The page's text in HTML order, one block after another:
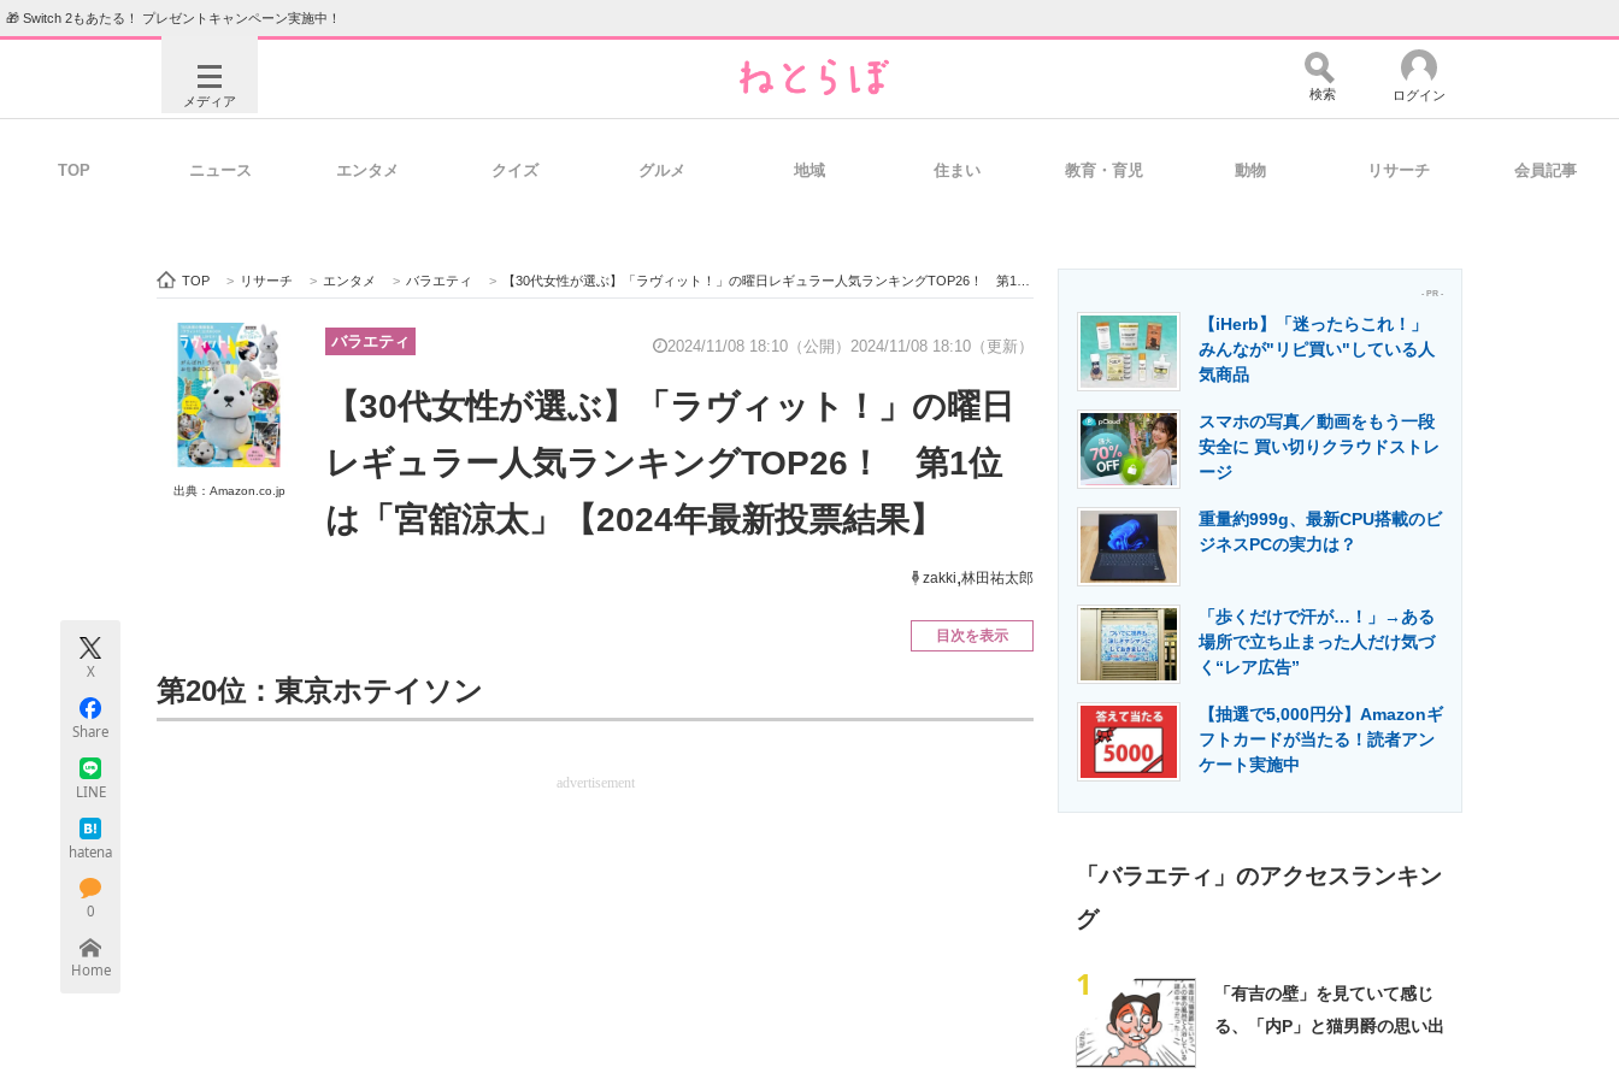
🎁 Switch 2もあたる！ プレゼントキャンペーン実施中！
メディア
ビジネスと働き方のヒント 経営リーダーのコミュニティ マーケ×ITの今がよく分かる
ITエンジニア向け専門サイト 製造業のIT導入・活用を支援
エネルギーの専門メディア 建設×テクノロジーの最前線
検索 ログイン
TOP ニュース エンタメ クイズ グルメ 地域 住まい 教育・育児 動物 リサーチ 会員記事
TOP > リサーチ > エンタメ > バラエティ > 【30代女性が選ぶ】「ラヴィット！」の曜日レギュラー人気ランキングTOP26！ 第1位は「宮舘涼太」【2024年最新投票結果】
出典：Amazon.co.jp
バラエティ 2024/11/08 18:10（公開） 2024/11/08 18:10（更新）
【30代女性が選ぶ】「ラヴィット！」の曜日
レギュラー人気ランキングTOP26！ 第1位
は「宮舘涼太」【2024年最新投票結果】
zakki,林田祐太郎
X
Share
LINE
hatena
0
Home
目次を表示
第20位：東京ホテイソン
advertisement
- PR -
【iHerb】「迷ったらこれ！」
みんなが"リピ買い"している人
気商品
スマホの写真／動画をもう一段
安全に 買い切りクラウドストレ
ージ
重量約999g、最新CPU搭載のビ
ジネスPCの実力は？
「歩くだけで汗が…！」→ある
場所で立ち止まった人だけ気づ
く“レア広告”
【抽選で5,000円分】Amazonギ
フトカードが当たる！読者アン
ケート実施中
「バラエティ」のアクセスランキン
グ
1
「有吉の壁」を見ていて感じ
る、「内P」と猫男爵の思い出